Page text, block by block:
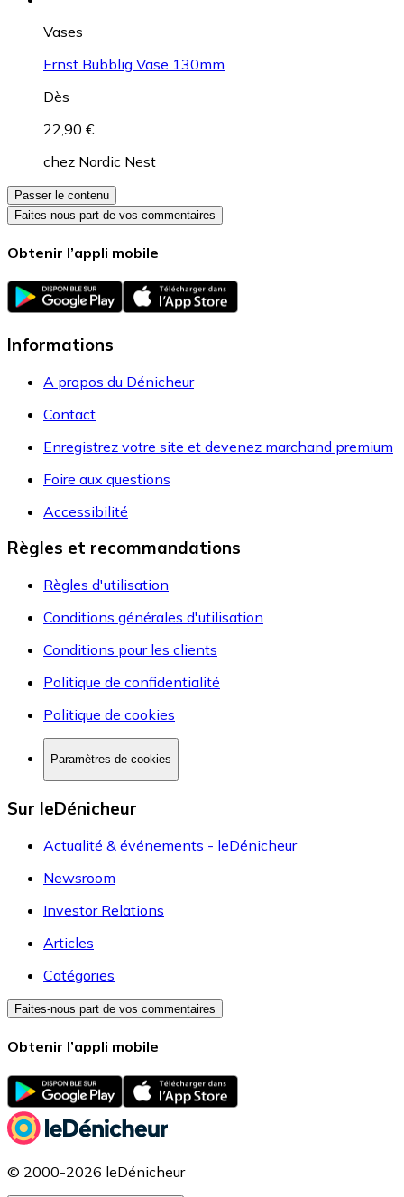
Vases
Ernst Bubblig Vase 130mm
Dès
22,90 €
chez Nordic Nest
Passer le contenu
Faites-nous part de vos commentaires
Obtenir l’appli mobile
Informations
A propos du Dénicheur
Contact
Enregistrez votre site et devenez marchand premium
Foire aux questions
Accessibilité
Règles et recommandations
Règles d'utilisation
Conditions générales d'utilisation
Conditions pour les clients
Politique de confidentialité
Politique de cookies
Paramètres de cookies
Sur leDénicheur
Actualité & événements - leDénicheur
Newsroom
Investor Relations
Articles
Catégories
Faites-nous part de vos commentaires
Obtenir l’appli mobile
© 2000-2026 leDénicheur